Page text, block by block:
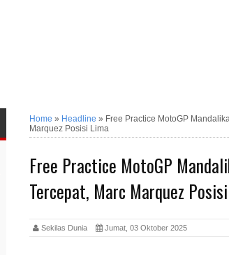
Home » Headline » Free Practice MotoGP
Marquez Posisi Lima
Free Practice MotoGP
Tercepat, Marc Marquez
Sekilas Dunia Jumat, 03 Oktober 2025